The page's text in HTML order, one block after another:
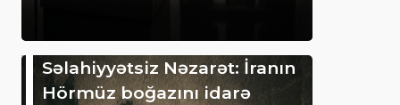
Səlahiyyətsiz Nəzarət: İranın
Hörmüz boğazını idarə